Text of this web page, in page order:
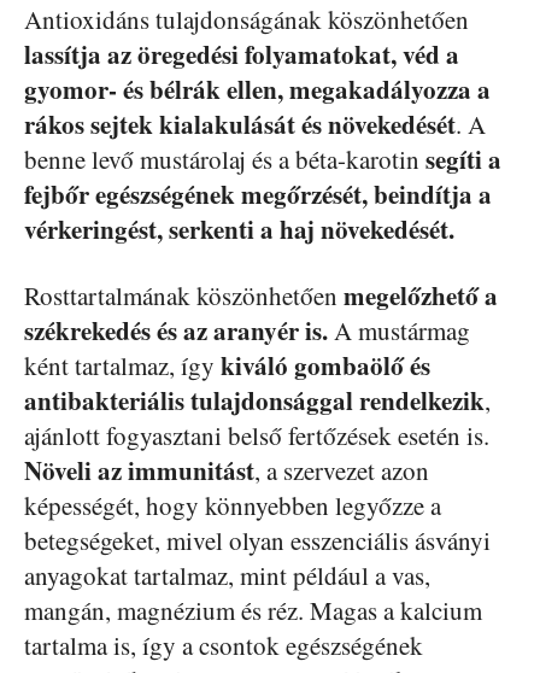
Antioxidáns tulajdonságának köszönhetően
lassítja az öregedési folyamatokat, véd a
gyomor- és bélrák ellen, megakadályozza a
rákos sejtek kialakulását és növekedését. A
benne levő mustárolaj és a béta-karotin segíti a
fejbőr egészségének megőrzését, beindítja a
vérkeringést, serkenti a haj növekedését.
Rosttartalmának köszönhetően megelőzhető a
székrekedés és az aranyér is. A mustármag
ként tartalmaz, így kiváló gombaölő és
antibakteriális tulajdonsággal rendelkezik,
ajánlott fogyasztani belső fertőzések esetén is.
Növeli az immunitást, a szervezet azon
képességét, hogy könnyebben legyőzze a
betegségeket, mivel olyan esszenciális ásványi
anyagokat tartalmaz, mint például a vas,
mangán, magnézium és réz. Magas a kalcium
tartalma is, így a csontok egészségének